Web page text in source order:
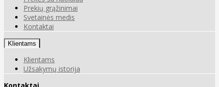
Prekių grąžinimai
Svetainės medis
Kontaktai
Klientams
Klientams
Užsakymų istorija